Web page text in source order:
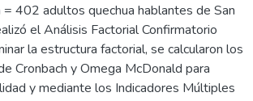
402 adultos quechua hablantes de San
el Análisis Factorial Confirmatorio
la estructura factorial, se calcularon los
Cronbach y Omega McDonald para
y mediante los Indicadores Múltiples